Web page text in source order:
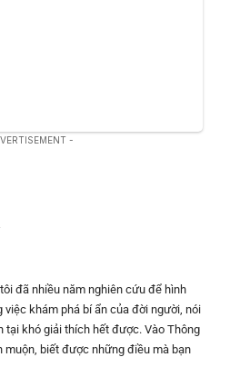
-
đã nhiều năm nghiên cứu để hình
việc khám phá bí ẩn của đời người, nói
tại khó giải thích hết được. Vào Thông
muộn, biết được những điều mà bạn